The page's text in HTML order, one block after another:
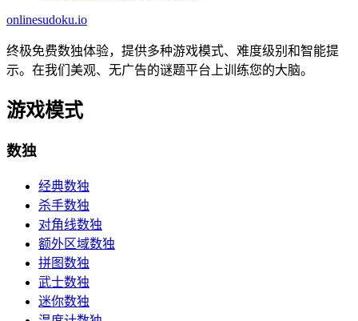
onlinesudoku.io
终极免费数独体验，提供多种游戏模式、难度级别和智能提
示。在我们美观、无广告的谜题平台上训练您的大脑。
游戏模式
数独
经典数独
杀手数独
对角线数独
额外区域数独
拼图数独
武士数独
迷你数独